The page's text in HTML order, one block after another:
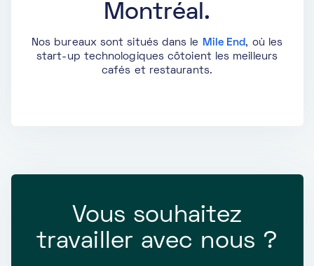
Montréal.
Nos bureaux sont situés dans le Mile End , où les
start-up technologiques côtoient les meilleurs
cafés et restaurants.
Vous souhaitez
travailler avec nous ?